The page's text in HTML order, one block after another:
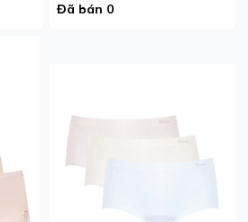
Đã bán 0